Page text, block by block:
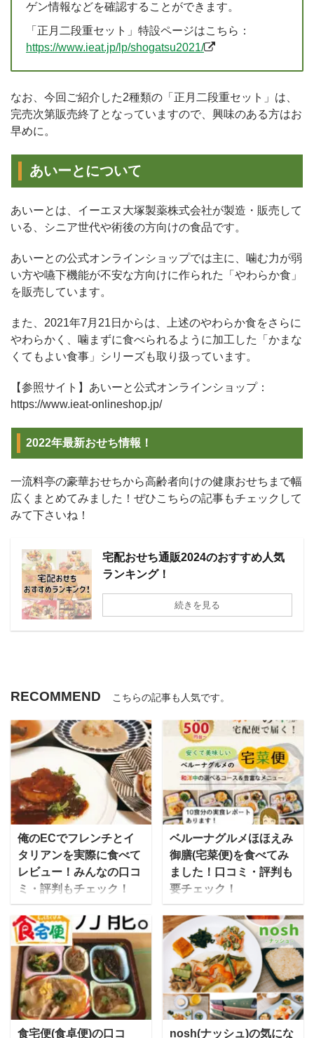
ゲン情報などを確認することができます。
「正月二段重セット」特設ページはこちら：
https://www.ieat.jp/lp/shogatsu2021/
なお、今回ご紹介した2種類の「正月二段重セット」は、
完売次第販売終了となっていますので、興味のある方はお
早めに。
あいーとについて
あいーとは、イーエヌ大塚製薬株式会社が製造・販売して
いる、シニア世代や術後の方向けの食品です。
あいーとの公式オンラインショップでは主に、噛む力が弱
い方や嚥下機能が不安な方向けに作られた「やわらか食」
を販売しています。
また、2021年7月21日からは、上述のやわらか食をさらに
やわらかく、噛まずに食べられるように加工した「かまな
くてもよい食事」シリーズも取り扱っています。
【参照サイト】あいーと公式オンラインショップ：
https://www.ieat-onlineshop.jp/
2022年最新おせち情報！
一流料亭の豪華おせちから高齢者向けの健康おせちまで幅
広くまとめてみました！ぜひこちらの記事もチェックして
みて下さいね！
宅配おせち通販2024のおすすめ人気
ランキング！
続きを見る
RECOMMEND こちらの記事も人気です。
俺のECでフレンチとイ
タリアンを実際に食べて
レビュー！みんなの口コ
ミ・評判もチェック！
企業である俺の株式会社
が運営する「俺の」シリ
ーズのお取り寄せ通販オ
ンラインショップです。
俺のECでは、俺のシリ
ーズの中でも人気のフレ
ンチとイタリアン、ベー
ベルーナグルメほほえみ
御膳(宅菜便)を食べてみ
ました！口コミ・評判も
要チェック！
便（たくさいびん）」
は、カタログ通販の老舗
ベルーナが提供する、和
洋中の”家庭の味”をお得
なセットで届ける宅配弁
当・宅食（食事宅配）で
す。 冷凍弁当で保管もし
食宅便(食卓便)の口コ nosh(ナッシュ)の気にな